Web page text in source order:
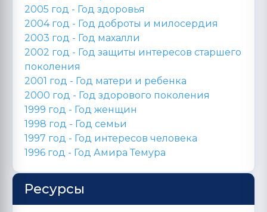
2005 год - Год здоровья
2004 год - Год доброты и милосердия
2003 год - Год махалли
2002 год - Год защиты интересов старшего
поколения
2001 год - Год матери и ребенка
2000 год - Год здорового поколения
1999 год - Год женщин
1998 год - Год семьи
1997 год - Год интересов человека
1996 год - Год Амира Темура
Ресурсы